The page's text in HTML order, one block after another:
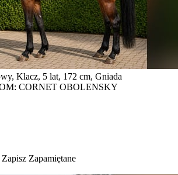
Klacz, 5 lat, 172 cm, Gniada
CORNET OBOLENSKY
Zapisz Zapamiętane